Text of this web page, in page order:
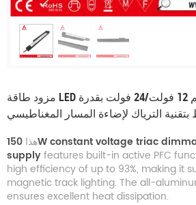
مزود طاقة LED بجهد ثابت قابل للتعتيم 12 فولت/24 فولت بقدرة
هذا 150W constant voltage triac dimmable LED power
supplyfeatures built-in active PFC
high efficiency of up to 93%, making it
magnetic track lighting. The all-
ensures excellent heat dissipation.